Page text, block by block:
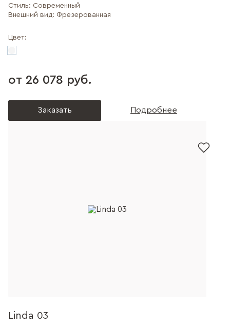
Стиль: Современный
Внешний вид: Фрезерованная
Цвет:
от 26 078 руб.
Заказать Подробнее
Linda 03